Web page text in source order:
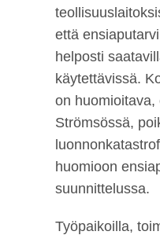
että
helposti
käytettävissä.
on huomioitava,
Strömsössä,
huomioon
suunnittelussa.
Työpaikoilla,